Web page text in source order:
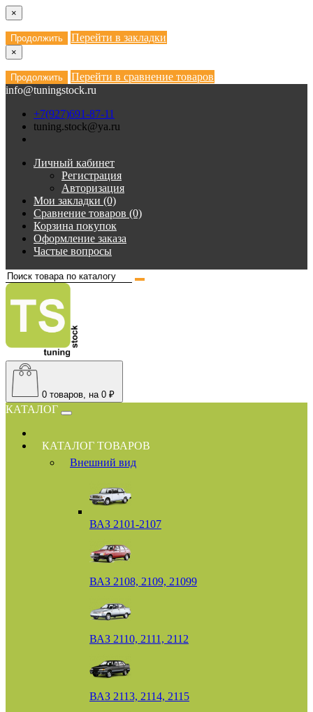
×
Продолжить Перейти в закладки
×
Продолжить
Перейти в сравнение товаров
info@tuningstock.ru
+7(927)691-87-11
tuning.stock@ya.ru
Личный кабинет
Регистрация
Авторизация
Мои закладки (0)
Сравнение товаров (0)
Корзина покупок
Оформление заказа
Частые вопросы
0 товаров, на 0 ₽
КАТАЛОГ
КАТАЛОГ ТОВАРОВ
Внешний вид
ВАЗ 2101-2107
ВАЗ 2108, 2109, 21099
ВАЗ 2110, 2111, 2112
ВАЗ 2113, 2114, 2115